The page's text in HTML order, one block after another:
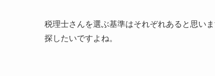
税理士さんを選ぶ基準はそれぞれあると思い
探したいですよね。